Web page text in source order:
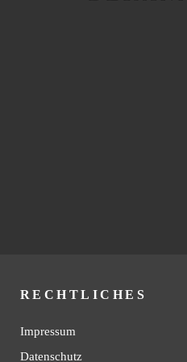
RECHTLICHES
Impressum
Datenschutz